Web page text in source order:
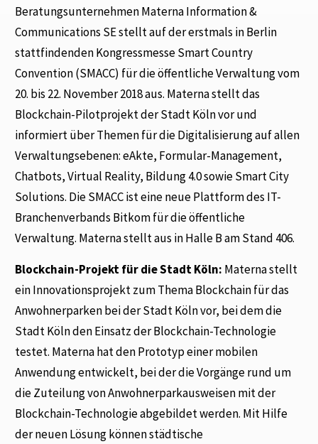
Beratungsunternehmen Materna Information &
Communications SE stellt auf der erstmals in Berlin
stattfindenden Kongressmesse Smart Country
Convention (SMACC) für die öffentliche Verwaltung vom
20. bis 22. November 2018 aus. Materna stellt das
Blockchain-Pilotprojekt der Stadt Köln vor und
informiert über Themen für die Digitalisierung auf allen
Verwaltungsebenen: eAkte, Formular-Management,
Chatbots, Virtual Reality, Bildung 4.0 sowie Smart City
Solutions. Die SMACC ist eine neue Plattform des IT-
Branchenverbands Bitkom für die öffentliche
Verwaltung. Materna stellt aus in Halle B am Stand 406.
Blockchain-Projekt für die Stadt Köln: Materna stellt
ein Innovationsprojekt zum Thema Blockchain für das
Anwohnerparken bei der Stadt Köln vor, bei dem die
Stadt Köln den Einsatz der Blockchain-Technologie
testet. Materna hat den Prototyp einer mobilen
Anwendung entwickelt, bei der die Vorgänge rund um
die Zuteilung von Anwohnerparkausweisen mit der
Blockchain-Technologie abgebildet werden. Mit Hilfe
der neuen Lösung können städtische